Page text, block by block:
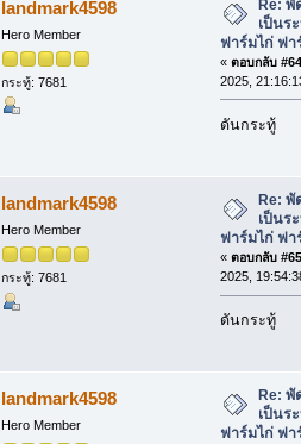
landmark4598
Hero Member
กระทู้: 7681
Re:
เป็นร
ฟาร์มไก่ ฟา
« ตอบกลับ
2025,
ดันกระทู้
landmark4598
Hero Member
กระทู้: 7681
Re:
เป็นร
ฟาร์มไก่ ฟา
« ตอบกลับ
2025,
ดันกระทู้
landmark4598
Hero Member
Re:
เป็นร
ฟาร์มไก่ ฟา